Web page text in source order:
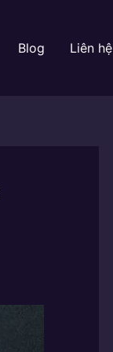
Blog Liên hệ